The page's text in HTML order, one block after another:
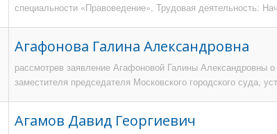
специальности «Правоведение», Трудовая деятельность:
Агафонова Галина Александровна
рассмотрев заявление Агафоновой Галины Александровны
заместителя председателя Московского городского суда,
Агамов Давид Георгиевич